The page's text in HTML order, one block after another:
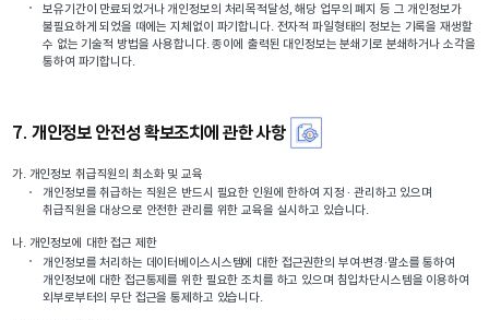
보유기간이 만료되었거나 개인정보의 처리목적달성, 해당 업무의 폐지 등 그 개인정보가
불필요하게 되었을 때에는 지체없이 파기합니다. 전자적 파일형태의 정보는 기록을 재생할
수 없는 기술적 방법을 사용합니다. 종이에 출력된 대인정보는 분쇄기로 분쇄하거나 소각을
통하여 파기합니다.
7. 개인정보 안전성 확보조치에 관한 사항
가. 개인정보 취급직원의 최소화 및 교육
개인정보를 취급하는 직원은 반드시 필요한 인원에 한하여 지정 · 관리하고 있으며
취급직원을 대상으로 안전한 관리를 위한 교육을 실시하고 있습니다.
나. 개인정보에 대한 접근 제한
개인정보를 처리하는 데이터베이스시스템에 대한 접근권한의 부여·변경·말소를 통하여
개인정보에 대한 접근통제를 위한 필요한 조치를 하고 있으며 침입차단시스템을 이용하여
외부로부터의 무단 접근을 통제하고 있습니다.